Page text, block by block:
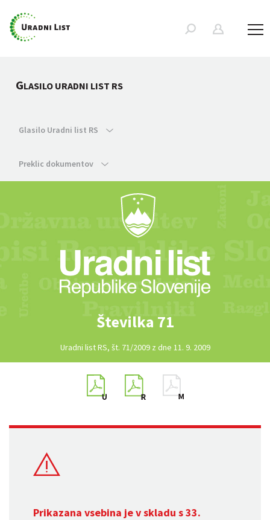
GLASILO URADNI LIST RS
Glasilo Uradni list RS
Preklic dokumentov
Številka 71
Uradni list RS, št. 71/2009 z dne 11. 9. 2009
Prikazana vsebina je v skladu s 33.